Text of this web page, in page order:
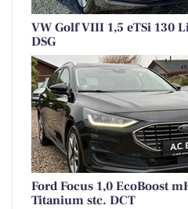
VW Golf VIII 1,5 eTSi 130
DSG
Ford Focus 1,0 EcoBoost
Titanium stc. DCT